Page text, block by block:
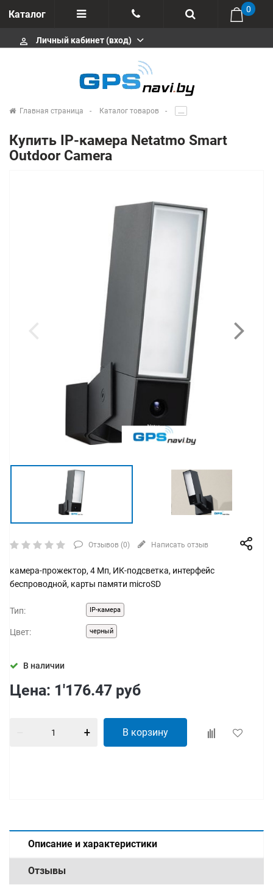
Каталог
Отзывы
+375 291646666
msa333
info@gpsnavi.by
0
perm_identity Личный кабинет (вход)
Главная страница Каталог товаров .....
Купить IP-камера Netatmo Smart
Outdoor Camera
Отзывов (0) Написать отзыв
камера-прожектор, 4 Мп, ИК-подсветка, интерфейс
беспроводной, карты памяти microSD
Тип: IP-камера
Цвет: черный
В наличии
Цена: 1'176.47 руб
В корзину
Описание и характеристики
Отзывы